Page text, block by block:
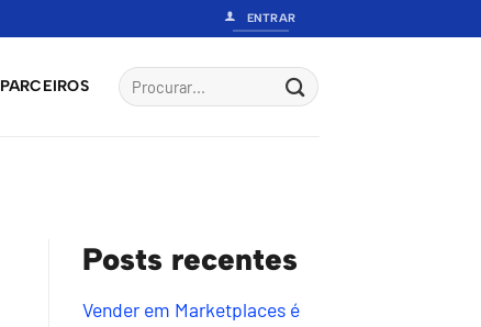
ENTRAR
PARCEIROS
Posts recentes
Vender em Marketplaces é